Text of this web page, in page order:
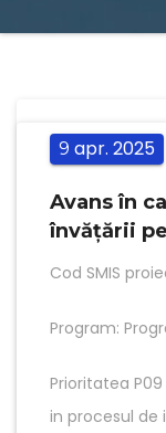
9 apr. 2025
Avans în
învățării
Cod SMIS
Program:
Prioritatea
in procesul de